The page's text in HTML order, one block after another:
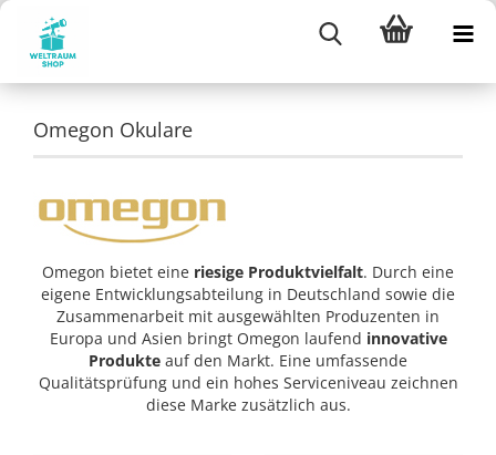
Omegon Okulare
Omegon bietet eine riesige Produktvielfalt. Durch eine
eigene Entwicklungsabteilung in Deutschland sowie die
Zusammenarbeit mit ausgewählten Produzenten in
Europa und Asien bringt Omegon laufend innovative
Produkte auf den Markt. Eine umfassende
Qualitätsprüfung und ein hohes Serviceniveau zeichnen
diese Marke zusätzlich aus.